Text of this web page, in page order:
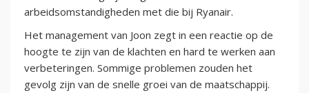
arbeidsomstandigheden met die bij Ryanair.
Het management van Joon zegt in een reactie op de
hoogte te zijn van de klachten en hard te werken aan
verbeteringen. Sommige problemen zouden het
gevolg zijn van de snelle groei van de maatschappij.